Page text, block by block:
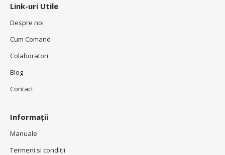
Link-uri Utile
Despre noi
Cum Comand
Colaboratori
Blog
Contact
Informații
Manuale
Termeni si condiţii